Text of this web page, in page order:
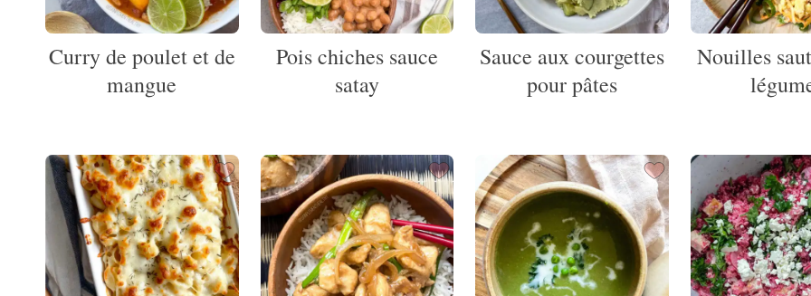
Curry de poulet et de
mangue
Pois chiches sauce
satay
Sauce aux courgettes
pour pâtes
Nouilles